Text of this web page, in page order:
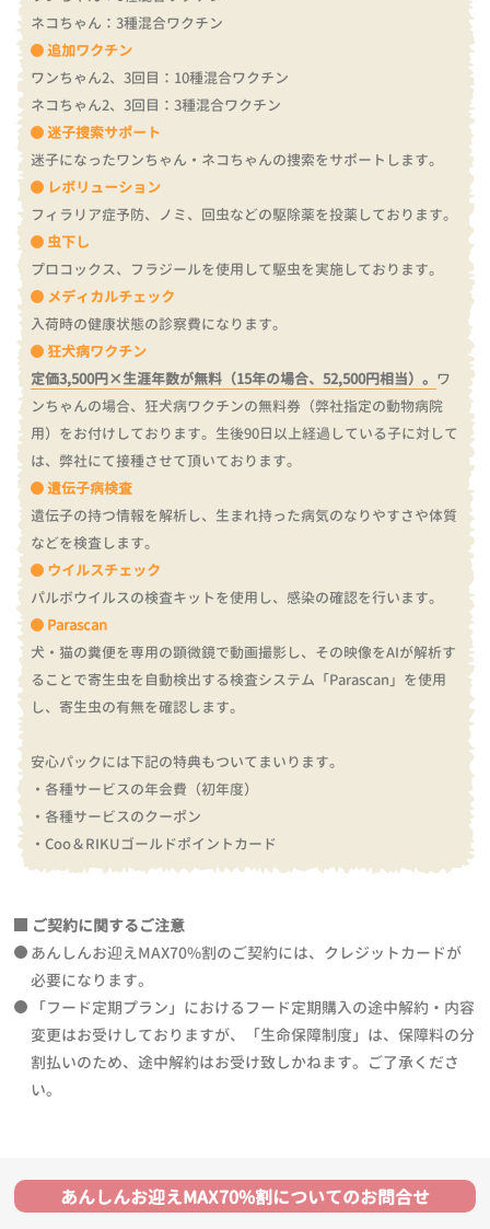
ネコちゃん：3種混合ワクチン
追加ワクチン
ワンちゃん2、3回目：10種混合ワクチン
ネコちゃん2、3回目：3種混合ワクチン
迷子捜索サポート
迷子になったワンちゃん・ネコちゃんの捜索をサポートします。
レボリューション
フィラリア症予防、ノミ、回虫などの駆除薬を投薬しております。
虫下し
プロコックス、フラジールを使用して駆虫を実施しております。
メディカルチェック
入荷時の健康状態の診察費になります。
狂犬病ワクチン
定価3,500円×生涯年数が無料（15年の場合、52,500円相当）。 ワ
ンちゃんの場合、狂犬病ワクチンの無料券（弊社指定の動物病院
用）をお付けしております。 生後90日以上経過している子に対して
は、弊社にて接種させて頂いております。
遺伝子病検査
遺伝子の持つ情報を解析し、生まれ持った病気のなりやすさや体質
などを検査します。
ウイルスチェック
パルボウイルスの検査キットを使用し、感染の確認を行います。
Parascan
犬・猫の糞便を専用の顕微鏡で動画撮影し、その映像をAIが解析す
ることで寄生虫を自動検出する検査システム「Parascan」を使用
し、寄生虫の有無を確認します。
安心パックには下記の特典もついてまいります。
・各種サービスの年会費（初年度）
・各種サービスのクーポン
・Coo＆RIKUゴールドポイントカード
ご契約に関するご注意
あんしんお迎えMAX70%割のご契約には、クレジットカードが
必要になります。
「フード定期プラン」におけるフード定期購入の途中解約・内容
変更はお受けしておりますが、「生命保障制度」は、保障料の分
割払いのため、途中解約はお受け致しかねます。ご了承くださ
い。
あんしんお迎えMAX70%割についてのお問合せ